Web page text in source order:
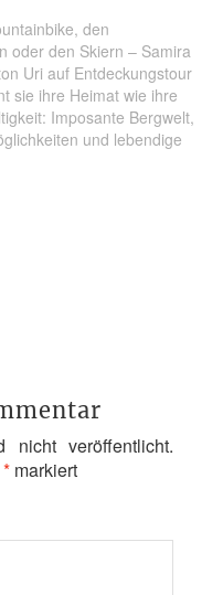
den
oder den Skiern – Samira
Uri auf Entdeckungstour
sie ihre Heimat wie ihre
Imposante Bergwelt,
und lebendige
nicht veröffentlicht.
* markiert